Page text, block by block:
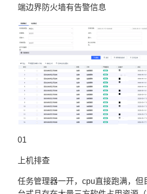
端边界防火墙有告警信息
01
上机排查
任务管理器一开，cpu直接跑满，但